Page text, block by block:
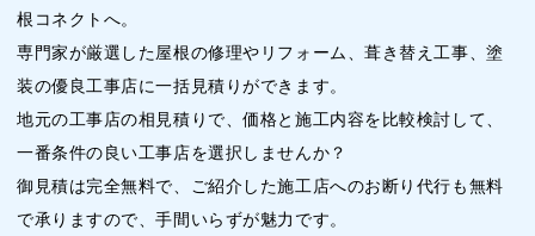
根コネクトへ。
専門家が厳選した屋根の修理やリフォーム、葺き替え工事、塗
装の優良工事店に一括見積りができます。
地元の工事店の相見積りで、価格と施工内容を比較検討して、
一番条件の良い工事店を選択しませんか？
御見積は完全無料で、ご紹介した施工店へのお断り代行も無料
で承りますので、手間いらずが魅力です。